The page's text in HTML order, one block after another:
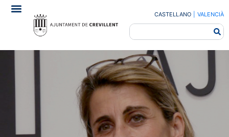
CASTELLANO VALENCIÀ